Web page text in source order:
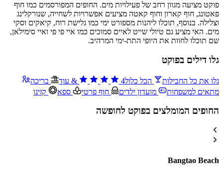
פוקט מציעה מגוון רחב של פעילויות מים. החופים המפורסמים כמו חוף
פאטונג, חוף קארון וחוף קאטה מציעים אפשרויות לשחייה, שנורקלינג
וצלילה. בנוסף, תוכלו ליהנות מספורט ימי כמו גלישת רוח, קיאקים וסקי
מים. האי מציע גם טיולי שייט לאיים סמוכים כמו איי פי פי ואיי סימילאן,
שם תוכלו לחוות את היופי התת-ימי המרהיב.
גלו דילים בפוקט
גלו את כל החבילות הכל כלול4
& עוד
בריכה
מתאים למשפחות
מועדון ילדים חוף פרטי ספא קזינו
החופים המומלצים בפוקט לחופשה
Bangtao Beach